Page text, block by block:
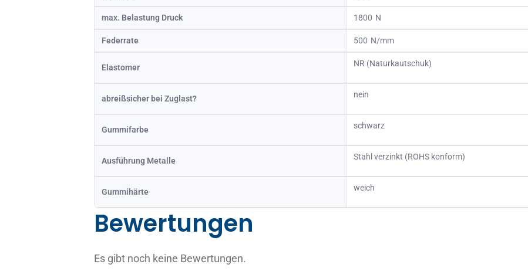
max. Belastung Druck 1800
Federrate 500
Elastomer NR (Naturkautschuk)
abreißsicher bei Zuglast? nein
Gummifarbe schwarz
Ausführung Metalle Stahl verzinkt (ROHS konform)
Gummihärte weich
Bewertungen
Es gibt noch keine Bewertungen.